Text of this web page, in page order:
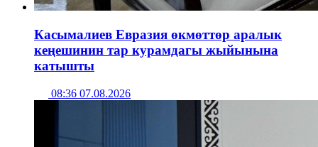
Касымалиев Евразия өкмөттөр аралык
кеңешинин тар курамдагы жыйынына
катышты
08:36 07.08.2026